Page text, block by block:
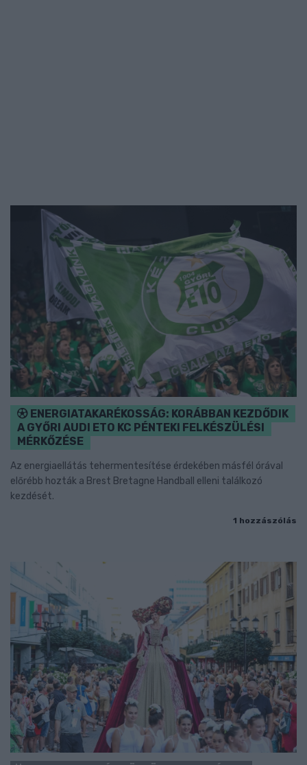
ENERGIATAKARÉKOSSÁG: KORÁBBAN KEZDŐDIK
A GYŐRI AUDI ETO KC PÉNTEKI FELKÉSZÜLÉSI
MÉRKŐZÉSE
Az energiaellátás tehermentesítése érdekében másfél órával
előrébb hozták a Brest Bretagne Handball elleni találkozó
kezdését.
1 hozzászólás